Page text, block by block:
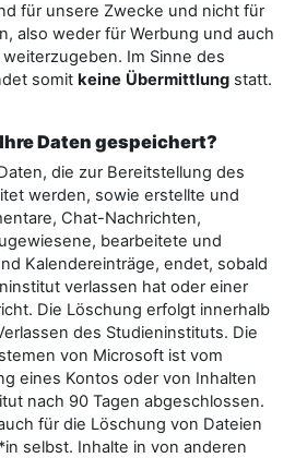
für unsere Zwecke und nicht für
also weder für Werbung und auch
Im Sinne des
somit keine Übermittlung statt.
Daten gespeichert?
die zur Bereitstellung des
werden, sowie erstellte und
Chat-Nachrichten,
bearbeitete und
Kalendereinträge, endet, sobald
verlassen hat oder einer
Die Löschung erfolgt innerhalb
des Studieninstituts. Die
von Microsoft ist vom
eines Kontos oder von Inhalten
nach 90 Tagen abgeschlossen.
für die Löschung von Dateien
selbst. Inhalte in von anderen